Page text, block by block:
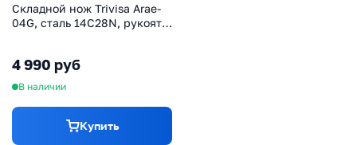
Складной нож Trivisa Arae-
04G, сталь 14C28N, рукоять
4 990 руб
В наличии
Купить